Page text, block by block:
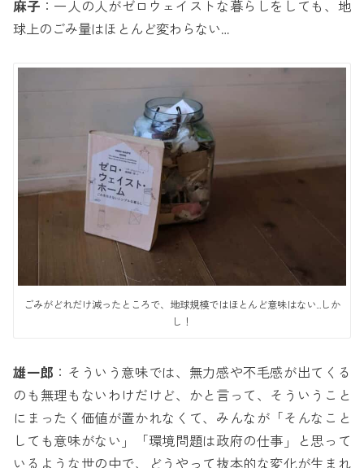
麻子 ：一人の人がゼロウェイストな暮らしをしても、地
球上のごみ量はほとんど変わらない…
ごみがどれだけ減ったところで、地球規模ではほとんど意味はない…しか
し！
雄一郎 ：そういう意味では、無力感や不毛感が出てくる
のも無理もないわけだけど、かと言って、そういうこと
にまったく価値が置かれなくて、みんなが「そんなこと
しても意味がない」「環境問題は政府の仕事」と思って